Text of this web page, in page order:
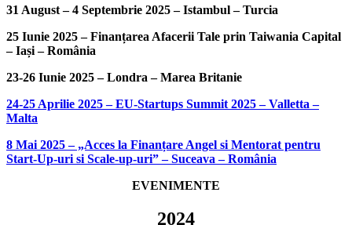
31 August – 4 Septembrie 2025 – Istambul – Turcia
25 Iunie 2025 – Finanțarea Afacerii Tale prin Taiwania Capital
– Iași – România
23-26 Iunie 2025 – Londra – Marea Britanie
24-25 Aprilie 2025 – EU-Startups Summit 2025 – Valletta –
Malta
8 Mai 2025 – „Acces la Finanțare Angel si Mentorat pentru
Start-Up-uri si Scale-up-uri” – Suceava – România
EVENIMENTE
2024